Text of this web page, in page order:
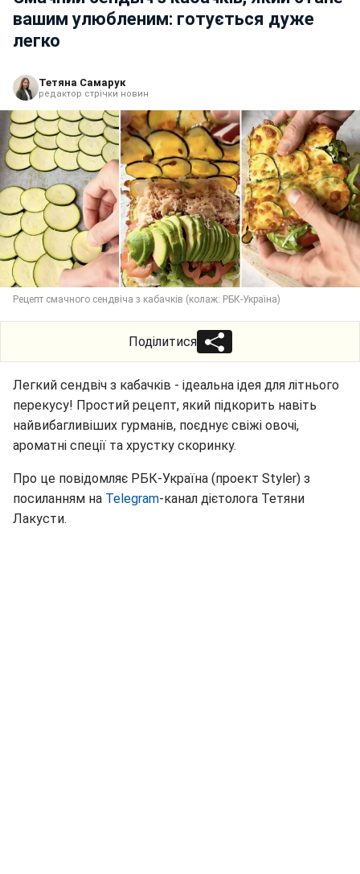
вашим улюбленим: готується дуже
легко
Тетяна Самарук
редактор стрічки новин
Рецепт смачного сендвіча з кабачків (колаж: РБК-Україна)
Поділитися
Легкий сендвіч з кабачків - ідеальна ідея для літнього
перекусу! Простий рецепт, який підкорить навіть
найвибагливіших гурманів, поєднує свіжі овочі,
ароматні спеції та хрустку скоринку.
Про це повідомляє РБК-Україна (проект Styler) з
посиланням на Telegram-канал дієтолога Тетяни
Лакусти.